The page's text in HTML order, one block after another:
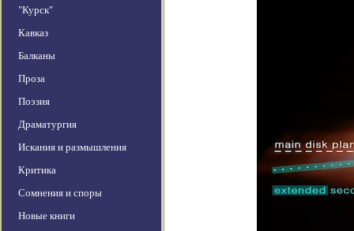
"Курск"
Кавказ
Балканы
Проза
Поэзия
Драматургия
Искания и размышления
Критика
Сомнения и споры
Новые книги